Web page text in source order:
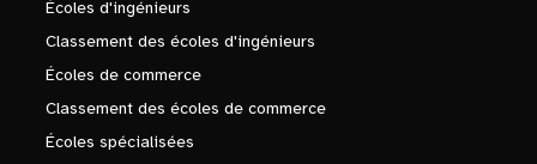
Écoles d'ingénieurs
Classement des écoles d'ingénieurs
Écoles de commerce
Classement des écoles de commerce
Écoles spécialisées